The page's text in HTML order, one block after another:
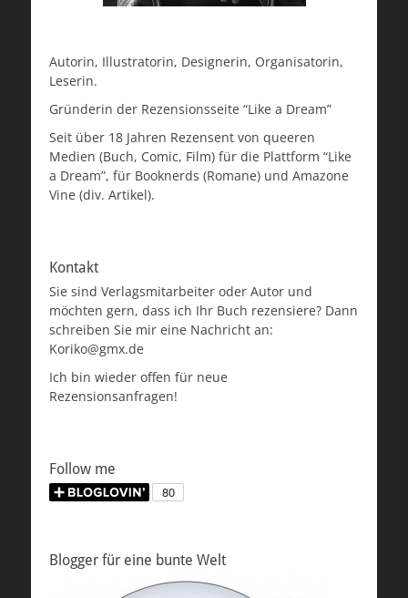
Autorin, Illustratorin, Designerin, Organisatorin,
Leserin.
Gründerin der Rezensionsseite “Like a Dream”
Seit über 18 Jahren Rezensent von queeren
Medien (Buch, Comic, Film) für die Plattform “Like
a Dream”, für Booknerds (Romane) und Amazone
Vine (div. Artikel).
Kontakt
Sie sind Verlagsmitarbeiter oder Autor und
möchten gern, dass ich Ihr Buch rezensiere? Dann
schreiben Sie mir eine Nachricht an:
Koriko@gmx.de
Ich bin wieder offen für neue
Rezensionsanfragen!
Follow me
Blogger für eine bunte Welt